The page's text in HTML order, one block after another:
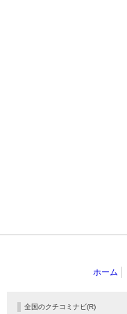
ホーム
全国のクチコミナビ(R)